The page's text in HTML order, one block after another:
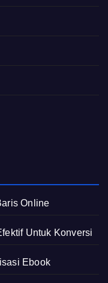
Online
Untuk Konversi
Ebook